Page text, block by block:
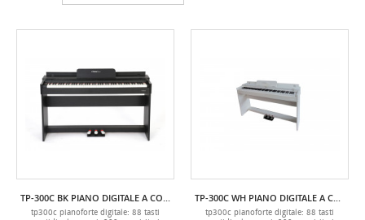
TP-300C BK PIANO DIGITALE A CONSOLLE TECHNOPIANO
tp300c pianoforte digitale: 88 tasti
TP-300C WH PIANO DIGITALE A CONSOLLE TECHNOPIANO
tp300c pianoforte digitale: 88 tasti